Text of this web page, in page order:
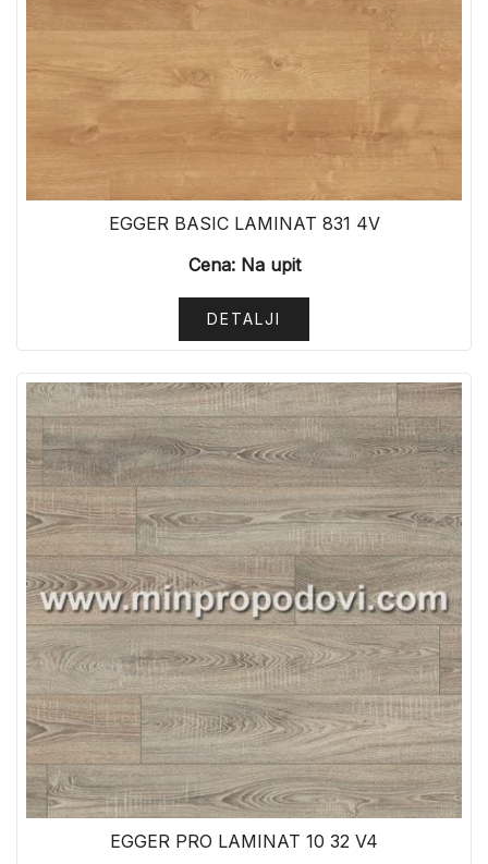
EGGER BASIC LAMINAT 831 4V
Cena: Na upit
DETALJI
EGGER PRO LAMINAT 10 32 V4